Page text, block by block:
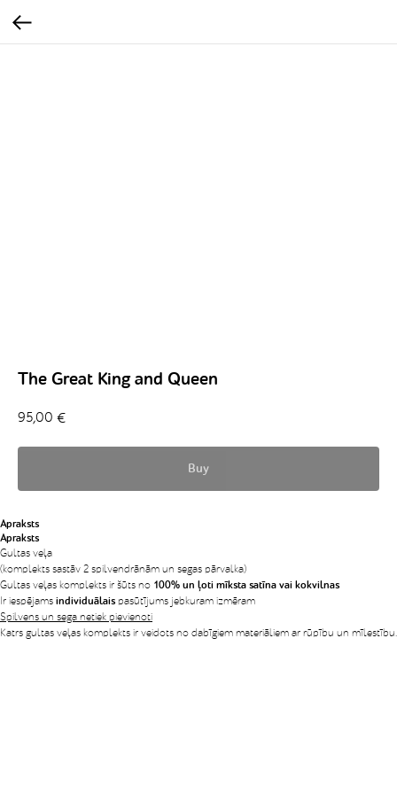
The Great King and Queen
95,00 €
Buy
Apraksts
Apraksts
Gultas veļa
(komplekts sastāv 2 spilvendrānām un segas pārvalka)
Gultas veļas komplekts ir šūts no 100% un ļoti mīksta satīna vai kokvilnas
Ir iespējams individuālais pasūtījums jebkuram izmēram
Spilvens un sega netiek pievienoti
Katrs gultas veļas komplekts ir veidots no dabīgiem materiāliem ar rūpību un mīlestību.